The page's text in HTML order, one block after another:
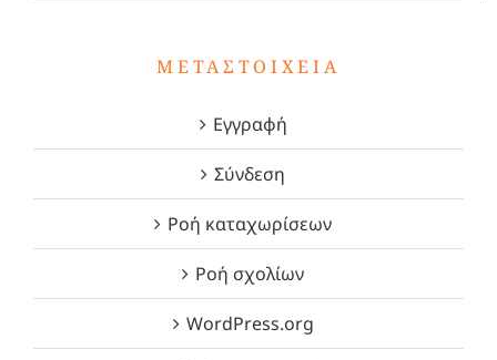
ΜΕΤΑΣΤΟΙΧΕΊΑ
Εγγραφή
Σύνδεση
Ροή καταχωρίσεων
Ροή σχολίων
WordPress.org